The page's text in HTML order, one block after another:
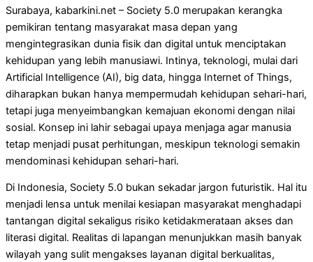
Surabaya, kabarkini.net – Society 5.0 merupakan kerangka
pemikiran tentang masyarakat masa depan yang
mengintegrasikan dunia fisik dan digital untuk menciptakan
kehidupan yang lebih manusiawi. Intinya, teknologi, mulai dari
Artificial Intelligence (AI), big data, hingga Internet of Things,
diharapkan bukan hanya mempermudah kehidupan sehari-hari,
tetapi juga menyeimbangkan kemajuan ekonomi dengan nilai
sosial. Konsep ini lahir sebagai upaya menjaga agar manusia
tetap menjadi pusat perhitungan, meskipun teknologi semakin
mendominasi kehidupan sehari-hari.
Di Indonesia, Society 5.0 bukan sekadar jargon futuristik. Hal itu
menjadi lensa untuk menilai kesiapan masyarakat menghadapi
tantangan digital sekaligus risiko ketidakmerataan akses dan
literasi digital. Realitas di lapangan menunjukkan masih banyak
wilayah yang sulit mengakses layanan digital berkualitas,